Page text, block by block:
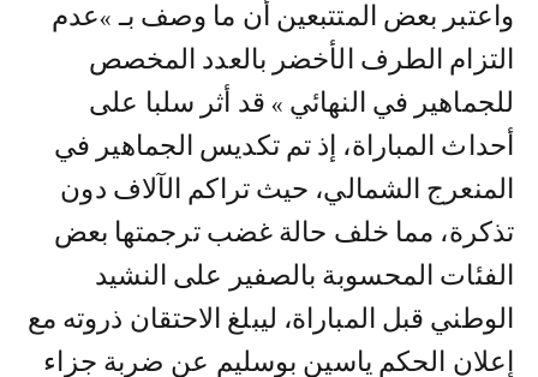
واعتبر بعض المتتبعين أن ما وصف بـ »عدم
التزام الطرف الأخضر بالعدد المخصص
للجماهير في النهائي » قد أثر سلبا على
أحداث المباراة، إذ تم تكديس الجماهير في
المنعرج الشمالي، حيث تراكم الآلاف دون
تذكرة، مما خلف حالة غضب ترجمتها بعض
الفئات المحسوبة بالصفير على النشيد
الوطني قبل المباراة، ليبلغ الاحتقان ذروته مع
إعلان الحكم ياسين بوسليم عن ضربة جزاء